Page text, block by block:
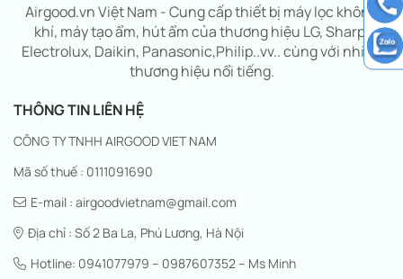
Airgood.vn Việt Nam - Cung cấp thiết bị máy lọc không
khí, máy tạo ẩm, hút ẩm của thương hiệu LG, Sharp,
Electrolux, Daikin, Panasonic,Philip..vv.. cùng với nhiều
thương hiệu nổi tiếng.
THÔNG TIN LIÊN HỆ
CÔNG TY TNHH AIRGOOD VIET NAM
Mã số thuế : 0111091690
E-mail : airgoodvietnam@gmail.com
Địa chỉ : Số 2 Ba La, Phú Lương, Hà Nội
Hotline: 0941077979 – 0987607352 – Ms Minh